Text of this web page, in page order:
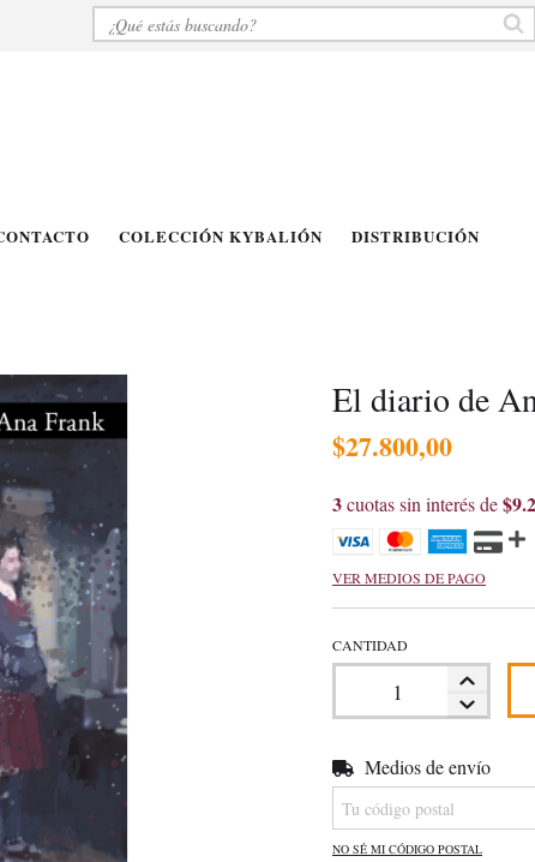
COLECCIÓN KYBALIÓN DISTRIBUCIÓN
El diario de
$27.800,00
3cuotas sin interés de
VER MEDIOS DE PAGO
CANTIDAD
Entregas para el CP:
Medios de envío
NO SÉ MI CÓDIGO POSTAL